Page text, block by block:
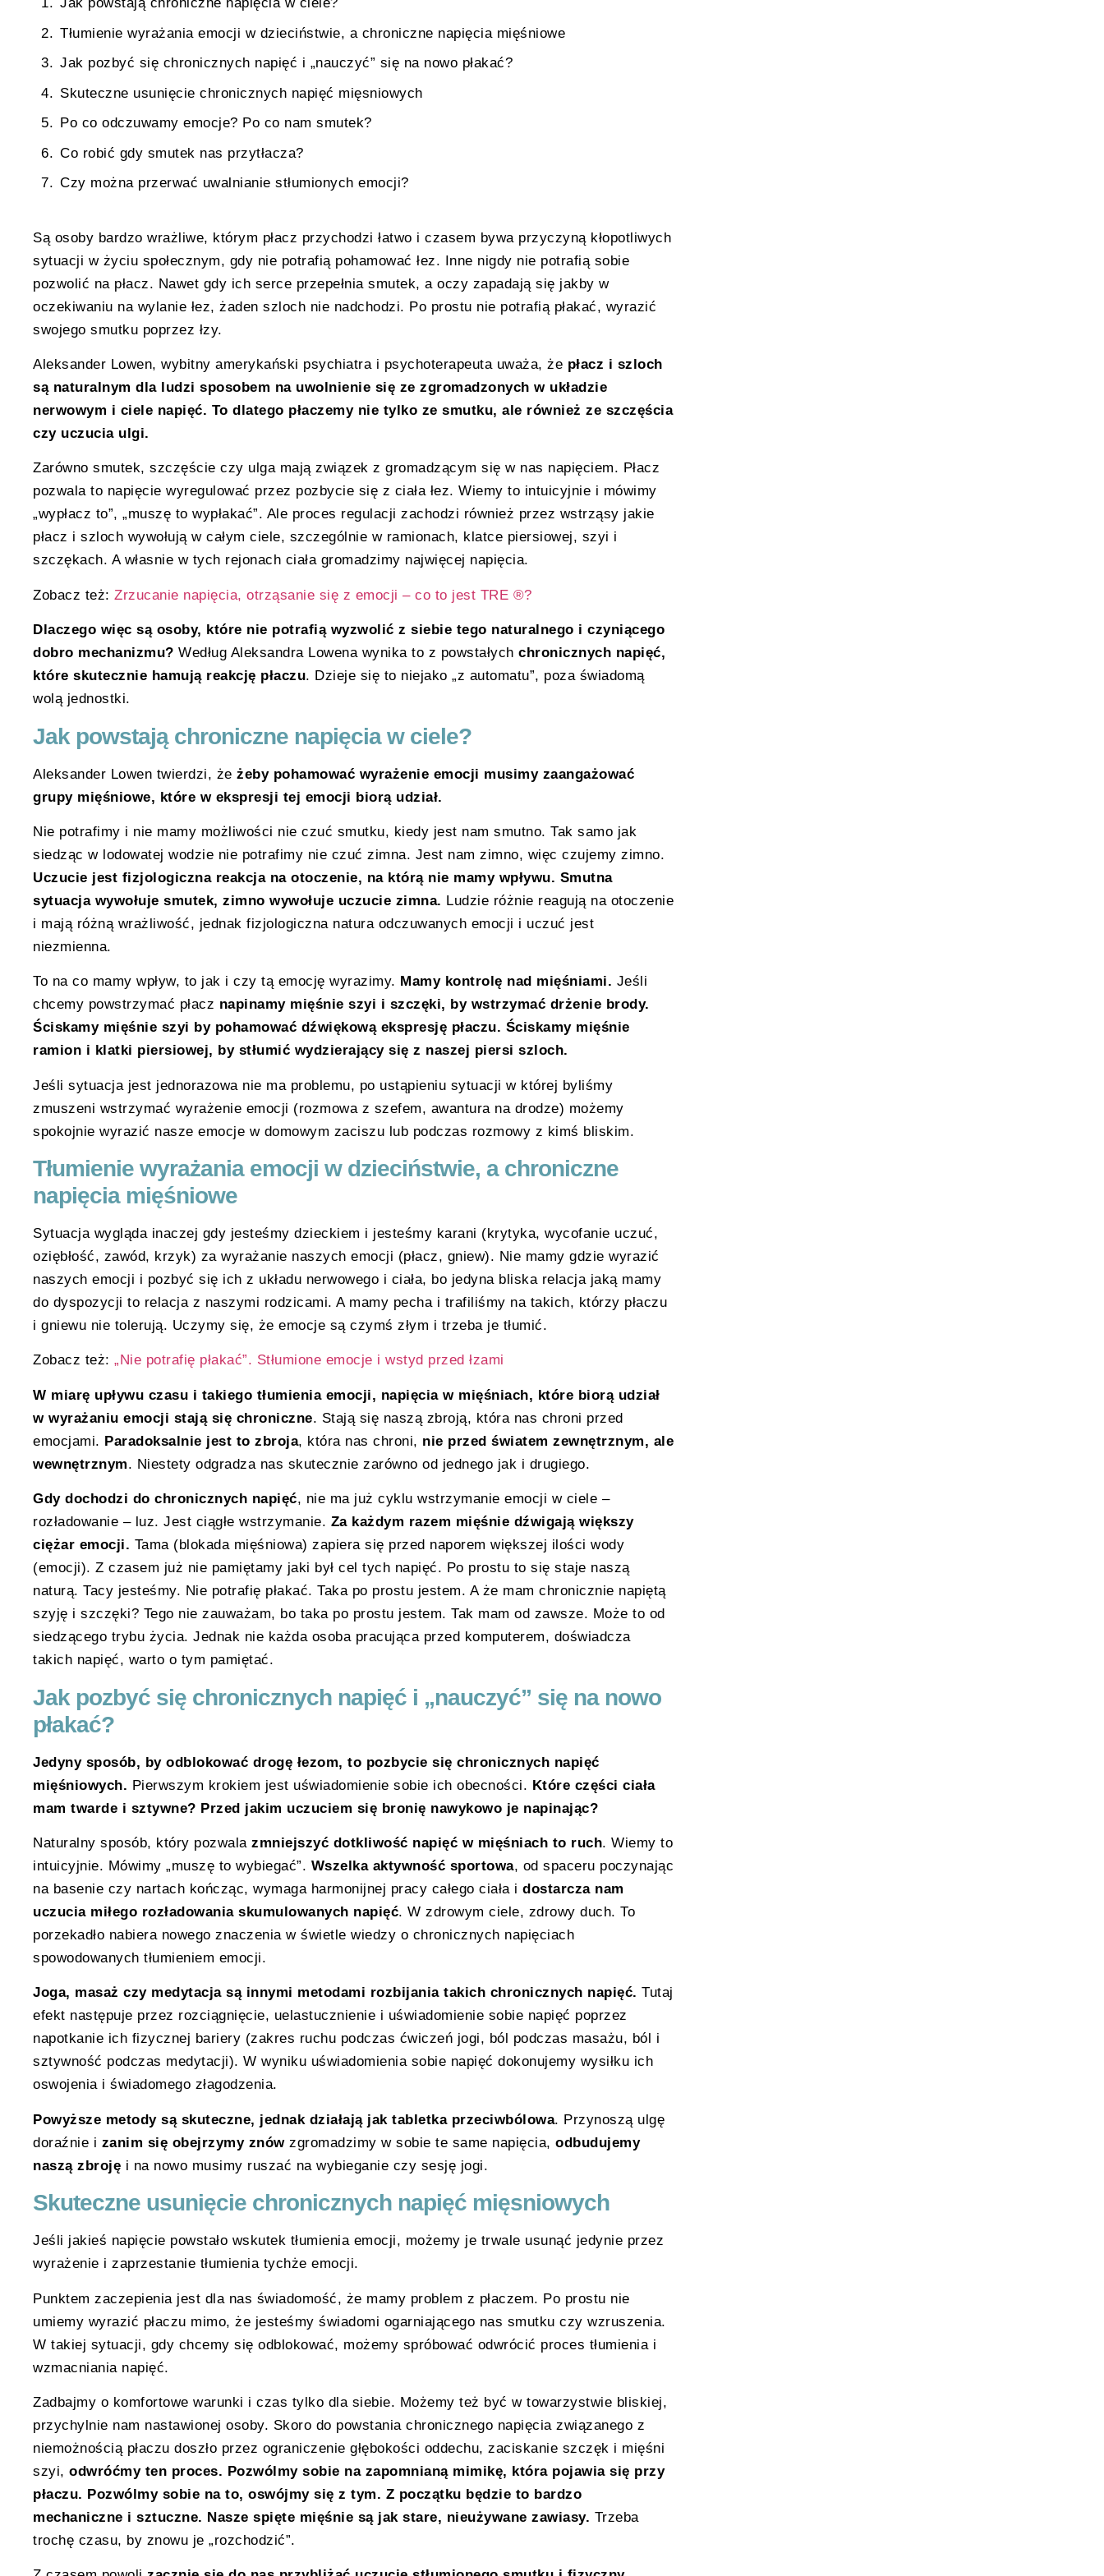
Tłumienie wyrażania emocji w dzieciństwie, a chroniczne napięcia mięśniowe
Jak pozbyć się chronicznych napięć i „nauczyć” się na nowo płakać?
Skuteczne usunięcie chronicznych napięć mięsniowych
Po co odczuwamy emocje? Po co nam smutek?
Co robić gdy smutek nas przytłacza?
Czy można przerwać uwalnianie stłumionych emocji?
Są osoby bardzo wrażliwe, którym płacz przychodzi łatwo i czasem bywa przyczyną kłopotliwych
sytuacji w życiu społecznym, gdy nie potrafią pohamować łez. Inne nigdy nie potrafią sobie
pozwolić na płacz. Nawet gdy ich serce przepełnia smutek, a oczy zapadają się jakby w
oczekiwaniu na wylanie łez, żaden szloch nie nadchodzi. Po prostu nie potrafią płakać, wyrazić
swojego smutku poprzez łzy.
Aleksander Lowen, wybitny amerykański psychiatra i psychoterapeuta uważa, że płacz i szloch
są naturalnym dla ludzi sposobem na uwolnienie się ze zgromadzonych w układzie
nerwowym i ciele napięć. To dlatego płaczemy nie tylko ze smutku, ale również ze szczęścia
czy uczucia ulgi.
Zarówno smutek, szczęście czy ulga mają związek z gromadzącym się w nas napięciem. Płacz
pozwala to napięcie wyregulować przez pozbycie się z ciała łez. Wiemy to intuicyjnie i mówimy
„wypłacz to”, „muszę to wypłakać”. Ale proces regulacji zachodzi również przez wstrząsy jakie
płacz i szloch wywołują w całym ciele, szczególnie w ramionach, klatce piersiowej, szyi i
szczękach. A własnie w tych rejonach ciała gromadzimy najwięcej napięcia.
Zobacz też: Zrzucanie napięcia, otrząsanie się z emocji – co to jest TRE ®?
Dlaczego więc są osoby, które nie potrafią wyzwolić z siebie tego naturalnego i czyniącego
dobro mechanizmu? Według Aleksandra Lowena wynika to z powstałych chronicznych napięć,
które skutecznie hamują reakcję płaczu. Dzieje się to niejako „z automatu”, poza świadomą
wolą jednostki.
Jak powstają chroniczne napięcia w ciele?
Aleksander Lowen twierdzi, że żeby pohamować wyrażenie emocji musimy zaangażować
grupy mięśniowe, które w ekspresji tej emocji biorą udział.
Nie potrafimy i nie mamy możliwości nie czuć smutku, kiedy jest nam smutno. Tak samo jak
siedząc w lodowatej wodzie nie potrafimy nie czuć zimna. Jest nam zimno, więc czujemy zimno.
Uczucie jest fizjologiczna reakcja na otoczenie, na którą nie mamy wpływu. Smutna
sytuacja wywołuje smutek, zimno wywołuje uczucie zimna. Ludzie różnie reagują na otoczenie
i mają różną wrażliwość, jednak fizjologiczna natura odczuwanych emocji i uczuć jest
niezmienna.
To na co mamy wpływ, to jak i czy tą emocję wyrazimy. Mamy kontrolę nad mięśniami. Jeśli
chcemy powstrzymać płacz napinamy mięśnie szyi i szczęki, by wstrzymać drżenie brody.
Ściskamy mięśnie szyi by pohamować dźwiękową ekspresję płaczu. Ściskamy mięśnie
ramion i klatki piersiowej, by stłumić wydzierający się z naszej piersi szloch.
Jeśli sytuacja jest jednorazowa nie ma problemu, po ustąpieniu sytuacji w której byliśmy
zmuszeni wstrzymać wyrażenie emocji (rozmowa z szefem, awantura na drodze) możemy
spokojnie wyrazić nasze emocje w domowym zaciszu lub podczas rozmowy z kimś bliskim.
Tłumienie wyrażania emocji w dzieciństwie, a chroniczne
napięcia mięśniowe
Sytuacja wygląda inaczej gdy jesteśmy dzieckiem i jesteśmy karani (krytyka, wycofanie uczuć,
oziębłość, zawód, krzyk) za wyrażanie naszych emocji (płacz, gniew). Nie mamy gdzie wyrazić
naszych emocji i pozbyć się ich z układu nerwowego i ciała, bo jedyna bliska relacja jaką mamy
do dyspozycji to relacja z naszymi rodzicami. A mamy pecha i trafiliśmy na takich, którzy płaczu
i gniewu nie tolerują. Uczymy się, że emocje są czymś złym i trzeba je tłumić.
Zobacz też: „Nie potrafię płakać”. Stłumione emocje i wstyd przed łzami
W miarę upływu czasu i takiego tłumienia emocji, napięcia w mięśniach, które biorą udział
w wyrażaniu emocji stają się chroniczne. Stają się naszą zbroją, która nas chroni przed
emocjami. Paradoksalnie jest to zbroja, która nas chroni, nie przed światem zewnętrznym, ale
wewnętrznym. Niestety odgradza nas skutecznie zarówno od jednego jak i drugiego.
Gdy dochodzi do chronicznych napięć, nie ma już cyklu wstrzymanie emocji w ciele –
rozładowanie – luz. Jest ciągłe wstrzymanie. Za każdym razem mięśnie dźwigają większy
ciężar emocji. Tama (blokada mięśniowa) zapiera się przed naporem większej ilości wody
(emocji). Z czasem już nie pamiętamy jaki był cel tych napięć. Po prostu to się staje naszą
naturą. Tacy jesteśmy. Nie potrafię płakać. Taka po prostu jestem. A że mam chronicznie napiętą
szyję i szczęki? Tego nie zauważam, bo taka po prostu jestem. Tak mam od zawsze. Może to od
siedzącego trybu życia. Jednak nie każda osoba pracująca przed komputerem, doświadcza
takich napięć, warto o tym pamiętać.
Jak pozbyć się chronicznych napięć i „nauczyć” się na nowo
płakać?
Jedyny sposób, by odblokować drogę łezom, to pozbycie się chronicznych napięć
mięśniowych. Pierwszym krokiem jest uświadomienie sobie ich obecności. Które części ciała
mam twarde i sztywne? Przed jakim uczuciem się bronię nawykowo je napinając?
Naturalny sposób, który pozwala zmniejszyć dotkliwość napięć w mięśniach to ruch. Wiemy to
intuicyjnie. Mówimy „muszę to wybiegać”. Wszelka aktywność sportowa, od spaceru poczynając
na basenie czy nartach kończąc, wymaga harmonijnej pracy całego ciała i dostarcza nam
uczucia miłego rozładowania skumulowanych napięć. W zdrowym ciele, zdrowy duch. To
porzekadło nabiera nowego znaczenia w świetle wiedzy o chronicznych napięciach
spowodowanych tłumieniem emocji.
Joga, masaż czy medytacja są innymi metodami rozbijania takich chronicznych napięć. Tutaj
efekt następuje przez rozciągnięcie, uelastucznienie i uświadomienie sobie napięć poprzez
napotkanie ich fizycznej bariery (zakres ruchu podczas ćwiczeń jogi, ból podczas masażu, ból i
sztywność podczas medytacji). W wyniku uświadomienia sobie napięć dokonujemy wysiłku ich
oswojenia i świadomego złagodzenia.
Powyższe metody są skuteczne, jednak działają jak tabletka przeciwbólowa. Przynoszą ulgę
doraźnie i zanim się obejrzymy znówzgromadzimy w sobie te same napięcia, odbudujemy
naszą zbroję i na nowo musimy ruszać na wybieganie czy sesję jogi.
Skuteczne usunięcie chronicznych napięć mięsniowych
Jeśli jakieś napięcie powstało wskutek tłumienia emocji, możemy je trwale usunąć jedynie przez
wyrażenie i zaprzestanie tłumienia tychże emocji.
Punktem zaczepienia jest dla nas świadomość, że mamy problem z płaczem. Po prostu nie
umiemy wyrazić płaczu mimo, że jesteśmy świadomi ogarniającego nas smutku czy wzruszenia.
W takiej sytuacji, gdy chcemy się odblokować, możemy spróbować odwrócić proces tłumienia i
wzmacniania napięć.
Zadbajmy o komfortowe warunki i czas tylko dla siebie. Możemy też być w towarzystwie bliskiej,
przychylnie nam nastawionej osoby. Skoro do powstania chronicznego napięcia związanego z
niemożnością płaczu doszło przez ograniczenie głębokości oddechu, zaciskanie szczęk i mięśni
szyi, odwróćmy ten proces. Pozwólmy sobie na zapomnianą mimikę, która pojawia się przy
płaczu. Pozwólmy sobie na to, oswójmy się z tym. Z początku będzie to bardzo
mechaniczne i sztuczne. Nasze spięte mięśnie są jak stare, nieużywane zawiasy. Trzeba
trochę czasu, by znowu je „rozchodzić”.